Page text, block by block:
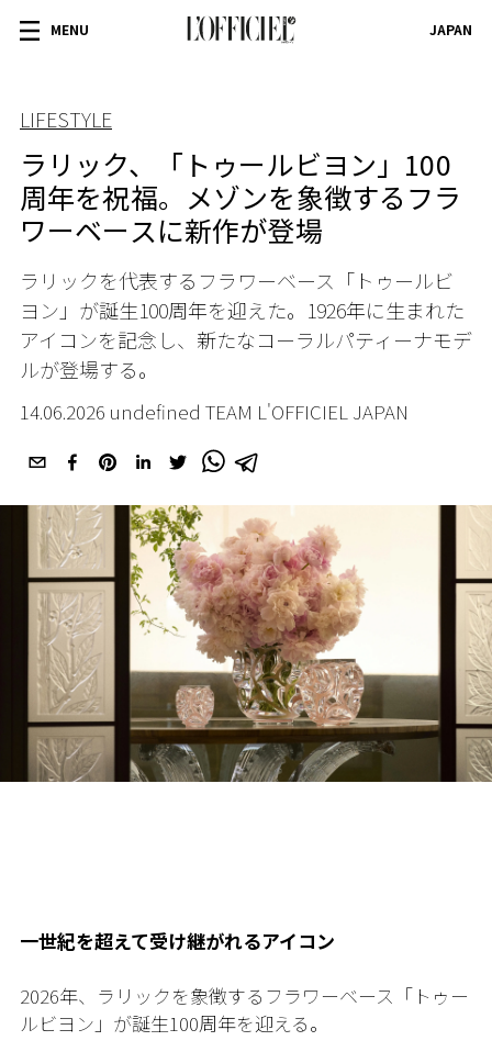
MENU JAPAN
LIFESTYLE
ラリック、「トゥールビヨン」100
周年を祝福。メゾンを象徴するフラ
ワーベースに新作が登場
ラリックを代表するフラワーベース「トゥールビ
ヨン」が誕生100周年を迎えた。1926年に生まれた
アイコンを記念し、新たなコーラルパティーナモデ
ルが登場する。
14.06.2026 undefined TEAM L'OFFICIEL JAPAN
一世紀を超えて受け継がれるアイコン
2026年、ラリックを象徴するフラワーベース「トゥー
ルビヨン」が誕生100周年を迎える。